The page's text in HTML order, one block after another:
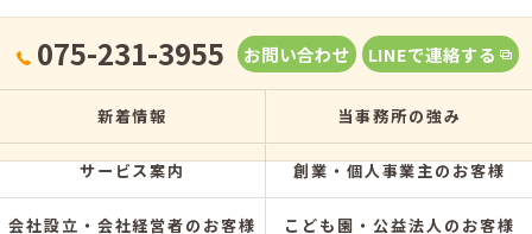
075-231-3955 お問い合わせ LINEで連絡する
新着情報 当事務所の強み
サービス案内 創業・個人事業主のお客様
会社設立・会社経営者のお客様 こども園・公益法人のお客様